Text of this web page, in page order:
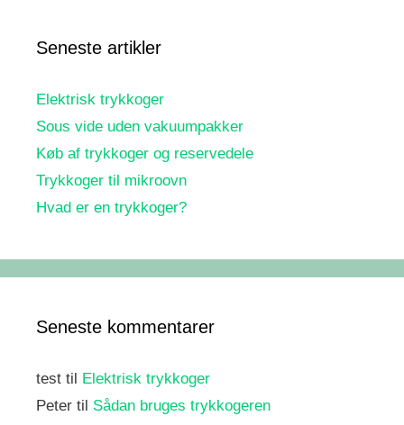
Seneste artikler
Elektrisk trykkoger
Sous vide uden vakuumpakker
Køb af trykkoger og reservedele
Trykkoger til mikroovn
Hvad er en trykkoger?
Seneste kommentarer
test til Elektrisk trykkoger
Peter til Sådan bruges trykkogeren